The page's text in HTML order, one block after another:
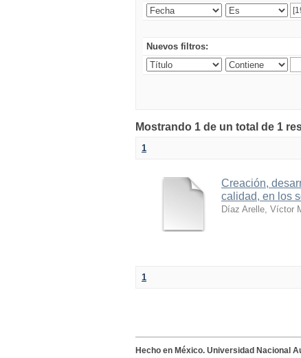
Nuevos filtros:
Mostrando 1 de un total de 1
1
Creación,
calidad, en los
Díaz Arelle, Víctor
1
Hecho en México. Universidad Nacional